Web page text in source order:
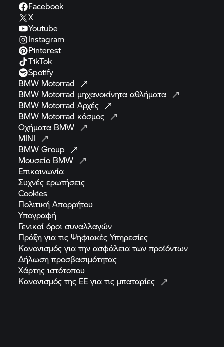
Facebook
X
Youtube
Instagram
Pinterest
TikTok
Spotify
BMW Motorrad
BMW Motorrad μηχανοκίνητααθλήματα
BMW Motorrad Αρχές
BMW Motorrad κόσμος
Οχήματα BMW
MINI
BMWGroup
Μουσείο BMW
Επικοινωνία
Συχνέςερωτήσεις
Cookies
ΠολιτικήΑπορρήτου
Υπογραφή
Γενικοί όροισυναλλαγών
Πράξη για τις ΨηφιακέςΥπηρεσίες
Κανονισμός για την ασφάλεια τωνπροϊόντων
Δήλωσηπροσβασιμότητας
Χάρτηςιστότοπου
Κανονισμός της ΕΕ για τις μπαταρίες